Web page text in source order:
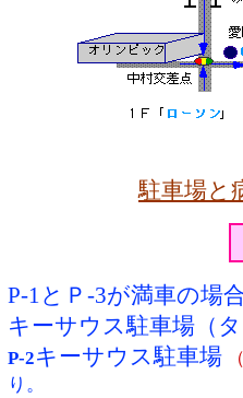
駐車場と
P-1とＰ-3が満車の場
キーサウス駐車場（
P-2キーサウス駐車場
り。